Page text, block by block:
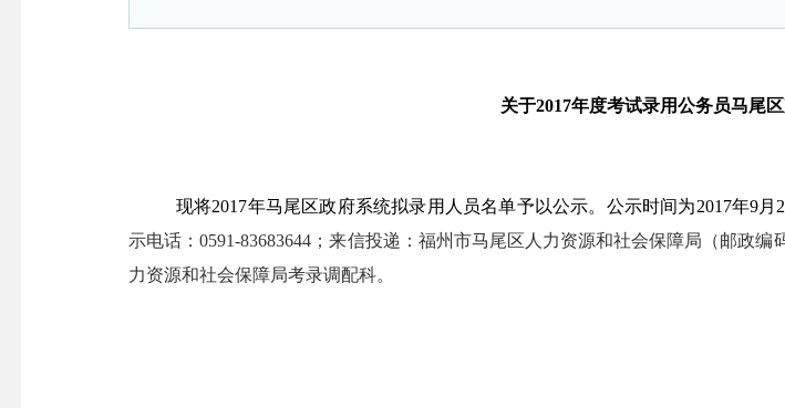
关于2017年度考试录用公务员马尾区
现将2017年马尾区政府系统拟录用人员名单予以公示。公示时间为2017年9
示电话：0591-83683644；来信投递：福州市马尾区人力资源和社会保障局（邮政
力资源和社会保障局考录调配科。